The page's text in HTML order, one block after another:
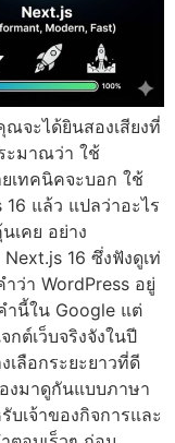
จะได้ยินสองเสียงที่
ะมาณว่า ใช้
เทคนิคจะบอก ใช้
แล้ว แปลว่าอะไร
เคย อย่าง
16 ซึ่งฟังดูเท่
ว่า WordPress อยู่
ำนี้ใน Google แต่
กต์เว็บจริงจังในปี
เลือกระยะยาวที่ดี
งมาดูกันแบบภาษา
เจ้าของกิจการและ